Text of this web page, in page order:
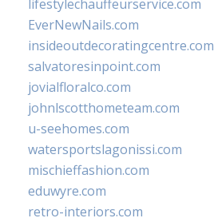
lifestylechauffeurservice.com
EverNewNails.com
insideoutdecoratingcentre.com
salvatoresinpoint.com
jovialfloralco.com
johnlscotthometeam.com
u-seehomes.com
watersportslagonissi.com
mischieffashion.com
eduwyre.com
retro-interiors.com